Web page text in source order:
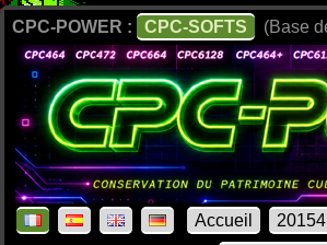
CPC-POWER : CPC-SOFTS (Base
Accueil